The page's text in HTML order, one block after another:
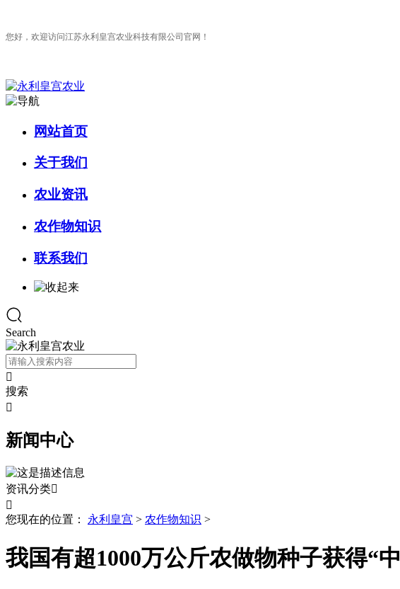
您好，欢迎访问江苏永利皇宫农业科技有限公司官网！
网站首页
关于我们
农业资讯
农作物知识
联系我们
Search

搜索

新闻中心
资讯分类

您现在的位置：
永利皇宫 > 农作物知识 >
我国有超1000万公斤农做物种子获得“